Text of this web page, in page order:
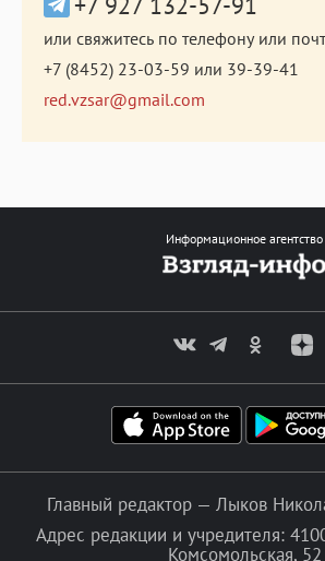
или свяжитесь по телефону или
+7 (8452) 23-03-59 или 39-39-41
red.vzsar@gmail.com
Информационное агентство
Главный редактор — Лыков
Адрес редакции и учредителя:
Комсомольская, 52